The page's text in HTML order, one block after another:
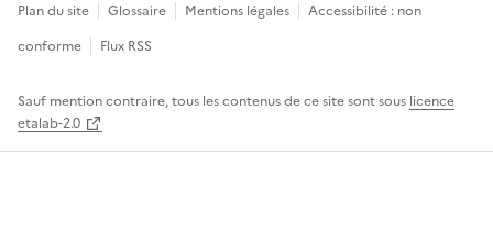
Plan du site Glossaire Mentions légales
Accessibilité : non
conforme
Flux RSS
Sauf mention contraire, tous les contenus de ce site sont sous licence
etalab-2.0